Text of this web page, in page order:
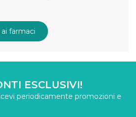
farmaci
ESCLUSIVI!
periodicamente promozioni e